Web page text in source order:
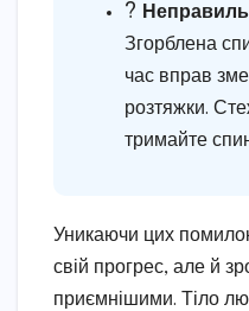
?
Згорблена
час вправ
розтяжки.
тримайте
Уникаючи цих
свій прогрес, але й
приємнішими. Тіло